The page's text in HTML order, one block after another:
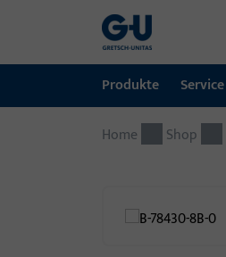
Produkte
Produkte
Türtechnik
Service
Service
Über Uns
Karriere
Referenzen
Kontakt
Home Shop